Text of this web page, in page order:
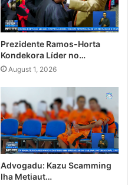
Prezidente Ramos-Horta
Kondekora Líder no…
August 1, 2026
Advogadu: Kazu Scamming
Iha Metiaut…